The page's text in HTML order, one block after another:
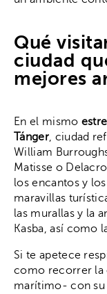
Qué
ciudad
mejores
En el mismo
Tánger, ciudad
William
Matisse o
los encantos y
maravillas
las murallas y la
Kasba, así como
Si te apetece
como recorrer la
marítimo- con su